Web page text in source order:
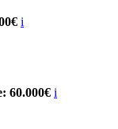
i
60.000€ i